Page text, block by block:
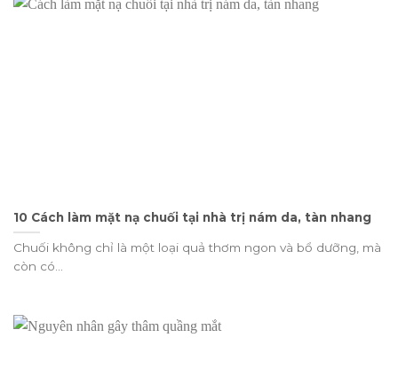
10 Cách làm mặt nạ chuối tại nhà trị nám da, tàn nhang
Chuối không chỉ là một loại quả thơm ngon và bổ dưỡng, mà
còn có...